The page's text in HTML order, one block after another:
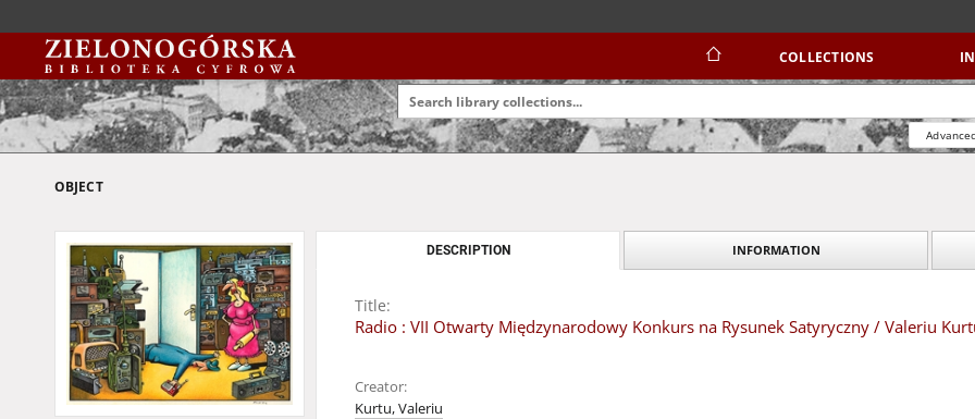
COLLECTIONS
OBJECT
DESCRIPTION INFORMATION
Title:
Radio : VII Otwarty Międzynarodowy Konkurs na Rysunek Satyryczny / Valeriu
Creator:
Kurtu, Valeriu